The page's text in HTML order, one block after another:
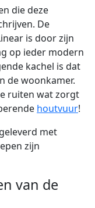
die deze
De
is door zijn
op ieder modern
kachel is dat
de woonkamer.
ruiten wat zorgt
houtvuur!
met
zijn
van de